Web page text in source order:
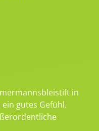
in
gutes Gefühl.